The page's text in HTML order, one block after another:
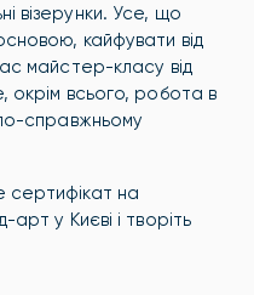
візерунки. Усе, що
кайфувати від
майстер-класу від
окрім всього, робота в
справжньому
сертифікат на
у Києві і творіть